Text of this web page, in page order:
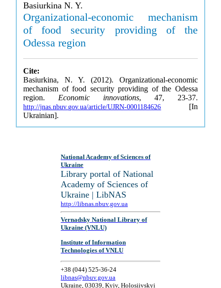
Basiurkina N. Y.
Organizational-economic mechanism
of food security providing of the
Odessa region
Cite:
Basiurkina, N. Y. (2012). Organizational-economic
mechanism of food security providing of the Odessa
region. Economic innovations, 47, 23-37.
http://jnas.nbuv.gov.ua/article/UJRN-0001184626 [In
Ukrainian].
National Academy of Sciences of
Ukraine
Library portal of National
Academy of Sciences of
Ukraine | LibNAS
http://libnas.nbuv.gov.ua
Vernadsky National Library of
Ukraine (VNLU)
Institute of Information
Technologies of VNLU
+38 (044) 525-36-24
libnas@nbuv.gov.ua
Ukraine, 03039, Kyiv, Holosiivskyi